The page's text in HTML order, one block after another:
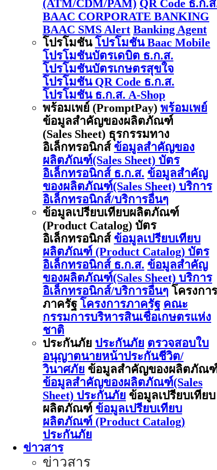
(ATM/CDM/PAM) QR Code ธ.ก.
BAAC CORPORATE BANKING
BAAC SMS Alert Banking Agent
โปรโมชัน โปรโมชัน Baac Mobile
โปรโมชันบัตรเดบิต ธ.ก.ส.
โปรโมชันบัตรเกษตรสุขใจ
โปรโมชัน QR Code ธ.ก.ส.
โปรโมชัน ธ.ก.ส. A-Shop
พร้อมเพย์ (PromptPay) พร้อมเพย์
ข้อมูลสำคัญของผลิตภัณฑ์
(Sales Sheet) ธุรกรรมทาง
อิเล็กทรอนิกส์ ข้อมูลสำคัญของ
ผลิตภัณฑ์(Sales Sheet) บัตร
อิเล็กทรอนิกส์ ธ.ก.ส. ข้อมูลสำคัญ
ของผลิตภัณฑ์(Sales Sheet) บริการ
อิเล็กทรอนิกส์/บริการอื่นๆ
ข้อมูลเปรียบเทียบผลิตภัณฑ์
(Product Catalog) บัตร
อิเล็กทรอนิกส์ ข้อมูลเปรียบเทียบ
ผลิตภัณฑ์ (Product Catalog) บัตร
อิเล็กทรอนิกส์ ธ.ก.ส. ข้อมูลสำคัญ
ของผลิตภัณฑ์(Sales Sheet) บริการ
อิเล็กทรอนิกส์/บริการอื่นๆ โครงการ
ภาครัฐ โครงการภาครัฐ คณะ
กรรมการบริหารสินเชื่อเกษตรแห่ง
ชาติ
ประกันภัย ประกันภัย ตรวจสอบใบ
อนุญาตนายหน้าประกันชีวิต/
วินาศภัย ข้อมูลสำคัญของผลิตภัณ
ข้อมูลสำคัญของผลิตภัณฑ์(Sales
Sheet) ประกันภัย ข้อมูลเปรียบเทียบ
ผลิตภัณฑ์ ข้อมูลเปรียบเทียบ
ผลิตภัณฑ์ (Product Catalog)
ประกันภัย
ข่าวสาร
ข่าวสาร